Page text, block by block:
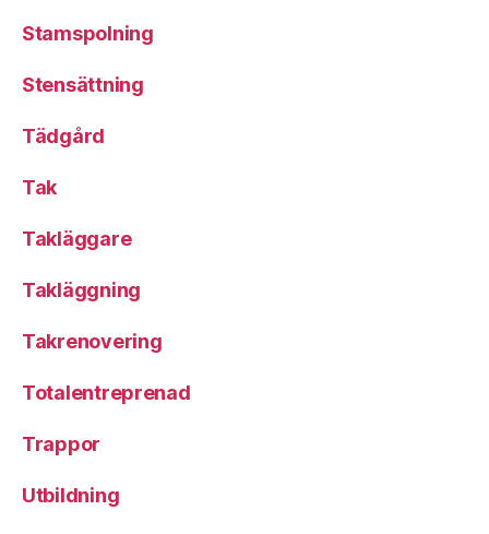
Stamspolning
Stensättning
Tädgård
Tak
Takläggare
Takläggning
Takrenovering
Totalentreprenad
Trappor
Utbildning